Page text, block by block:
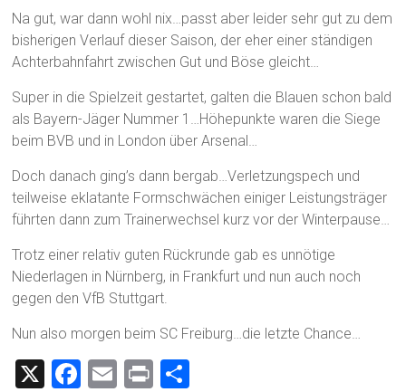
Na gut, war dann wohl nix…passt aber leider sehr gut zu dem
bisherigen Verlauf dieser Saison, der eher einer ständigen
Achterbahnfahrt zwischen Gut und Böse gleicht…
Super in die Spielzeit gestartet, galten die Blauen schon bald
als Bayern-Jäger Nummer 1…Höhepunkte waren die Siege
beim BVB und in London über Arsenal…
Doch danach ging’s dann bergab…Verletzungspech und
teilweise eklatante Formschwächen einiger Leistungsträger
führten dann zum Trainerwechsel kurz vor der Winterpause…
Trotz einer relativ guten Rückrunde gab es unnötige
Niederlagen in Nürnberg, in Frankfurt und nun auch noch
gegen den VfB Stuttgart.
Nun also morgen beim SC Freiburg…die letzte Chance…
X
F
E
Pr